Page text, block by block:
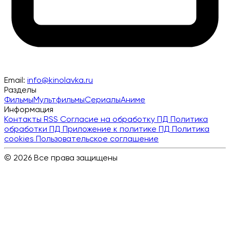
Email: info@kinolavka.ru
Разделы
ФильмыМультфильмыСериалыАниме
Информация
Контакты RSS Согласие на обработку ПД Политика
обработки ПД Приложение к политике ПД Политика
cookies Пользовательское соглашение
© 2026 Все права защищены